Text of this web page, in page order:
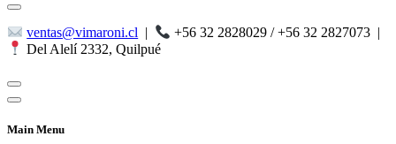
ventas@vimaroni.cl | +56 32 2828029 / +56 32 2827073 |
Del Alelí 2332, Quilpué
Main Menu